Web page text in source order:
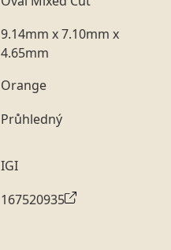
9.14mm x 7.10mm x
4.65mm
Orange
Průhledný
IGI
167520935